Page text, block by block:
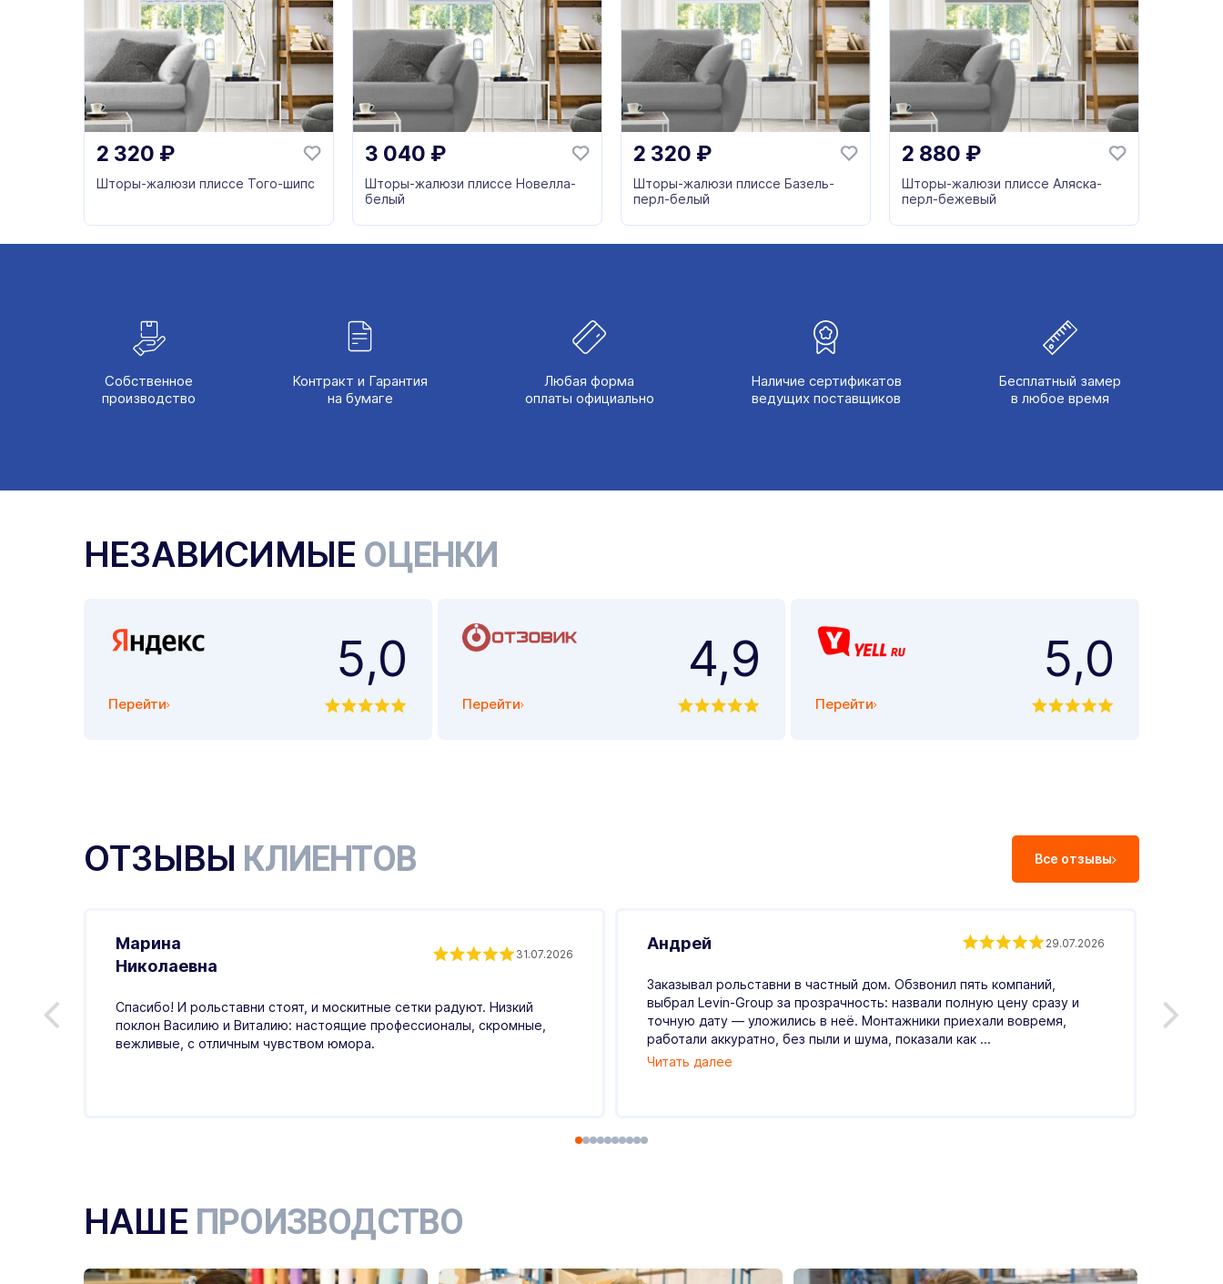
2 320 ₽
Шторы-жалюзи плиссе Того-шипс
3 040 ₽
Шторы-жалюзи плиссе Новелла-
белый
2 320 ₽
Шторы-жалюзи плиссе Базель-
перл-белый
2 880 ₽
Шторы-жалюзи плиссе Аляска-
перл-бежевый
Собственное
производство
Контракт и Гарантия
на бумаге
Любая форма
оплаты официально
Наличие сертификатов
ведущих поставщиков
Бесплатный замер
в любое время
НЕЗАВИСИМЫЕ ОЦЕНКИ
Перейти
5,0
Перейти
4,9
Перейти
5,0
ОТЗЫВЫ КЛИЕНТОВ Все отзывы
Марина
Николаевна
31.07.2026
Спасибо! И рольставни стоят, и москитные сетки радуют. Низкий
поклон Василию и Виталию: настоящие профессионалы, скромные,
вежливые, с отличным чувством юмора.
Андрей 29.07.2026
Заказывал рольставни в частный дом. Обзвонил пять компаний,
выбрал Levin-Group за прозрачность: назвали полную цену сразу и
точную дату — уложились в неё. Монтажники приехали вовремя,
работали аккуратно, без пыли и шума, показали как ...
Читать далее
НАШЕ ПРОИЗВОДСТВО